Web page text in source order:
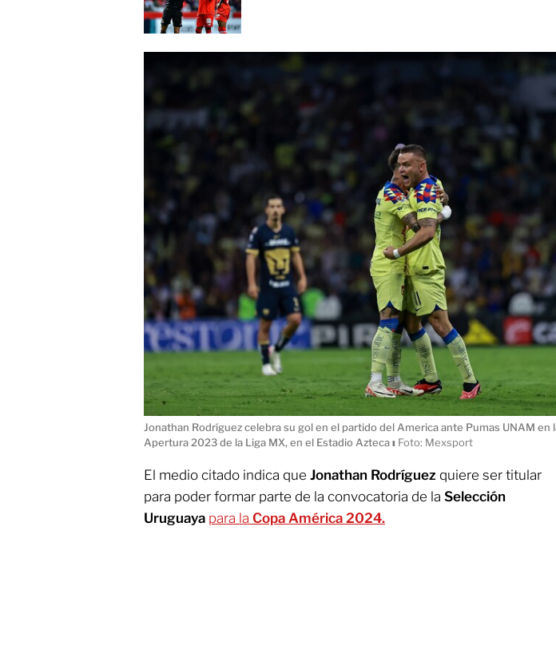
Jonathan Rodríguez celebra su gol en el partido del America ante Pumas UNAM en
Apertura 2023 de la Liga MX, en el Estadio Aztecaı Foto: Mexsport
El medio citado indica que Jonathan Rodríguez quiere ser titular
para poder formar parte de la convocatoria de la Selección
Uruguaya para la Copa América 2024.